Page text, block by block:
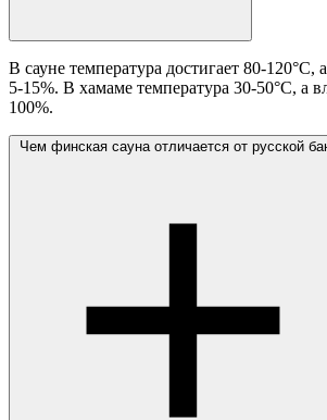
В сауне температура достигает 80-120°C,
5-15%. В хамаме температура 30-50°C, а
100%.
Чем финская сауна отличается от русской